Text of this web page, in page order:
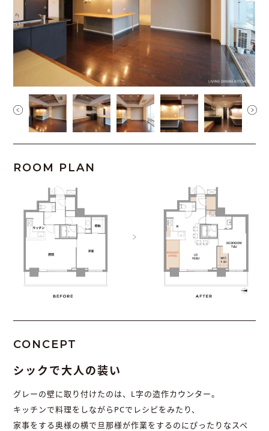
ROOM PLAN
CONCEPT
シックで大人の装い
グレーの壁に取り付けたのは、L字の造作カウンター。
キッチンで料理をしながらPCでレシピをみたり、
家事をする奥様の横で旦那様が作業をするのにぴったりなスペ